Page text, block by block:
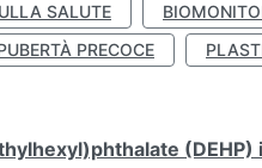
SALUTE
PRECOCE
(DEHP)